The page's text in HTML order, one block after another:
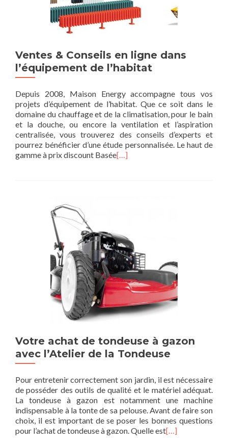
Ventes & Conseils en ligne dans
l’équipement de l’habitat
Depuis 2008, Maison Energy accompagne tous vos
projets d’équipement de l’habitat. Que ce soit dans le
domaine du chauffage et de la climatisation, pour le bain
et la douche, ou encore la ventilation et l’aspiration
centralisée, vous trouverez des conseils d’experts et
pourrez bénéficier d’une étude personnalisée. Le haut de
gamme à prix discount Basée[…]
Votre achat de tondeuse à gazon
avec l’Atelier de la Tondeuse
Pour entretenir correctement son jardin, il est nécessaire
de posséder des outils de qualité et le matériel adéquat.
La tondeuse à gazon est notamment une machine
indispensable à la tonte de sa pelouse. Avant de faire son
choix, il est important de se poser les bonnes questions
pour l’achat de tondeuse à gazon. Quelle est[…]